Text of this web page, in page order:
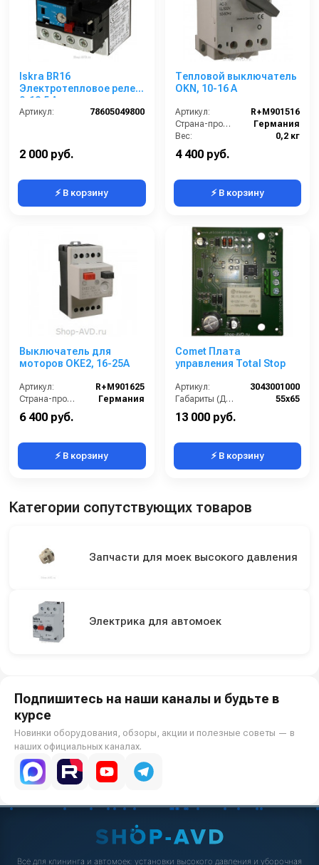
Iskra BR16
Электротепловое реле
9-12.5 А
Артикул: 78605049800
2 000 руб.
⚡ В корзину
Тепловой выключатель
OKN, 10-16 А
Артикул:
R+M901516
Страна-производитель:
Германия
Вес:
0,2 кг
4 400 руб.
⚡ В корзину
Выключатель для
моторов OKE2, 16-25A
Артикул:
R+M901625
Страна-производитель:
Германия
6 400 руб.
⚡ В корзину
Comet Плата
управления Total Stop
Артикул:
3043001000
Габариты (ДхШхВ):
55х65
13 000 руб.
⚡ В корзину
Категории сопутствующих товаров
Запчасти для моек высокого давления
Электрика для автомоек
Подпишитесь на наши каналы и будьте в
курсе
Новинки оборудования, обзоры, акции и полезные советы — в
наших официальных каналах.
Всё для клининга и автомоек: установки высокого давления и уборочная